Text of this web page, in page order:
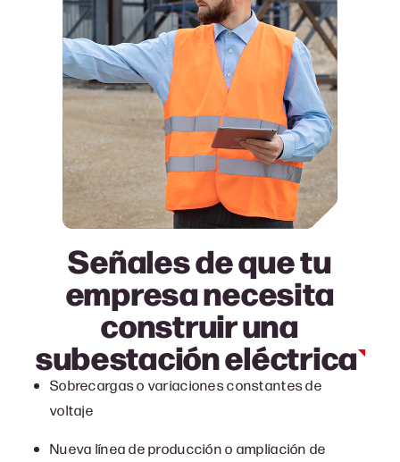
Señales de que tu
empresa necesita
construir una
subestacióneléctrica
Sobrecargas o variaciones constantes de
voltaje
Nueva línea de producción o ampliación de